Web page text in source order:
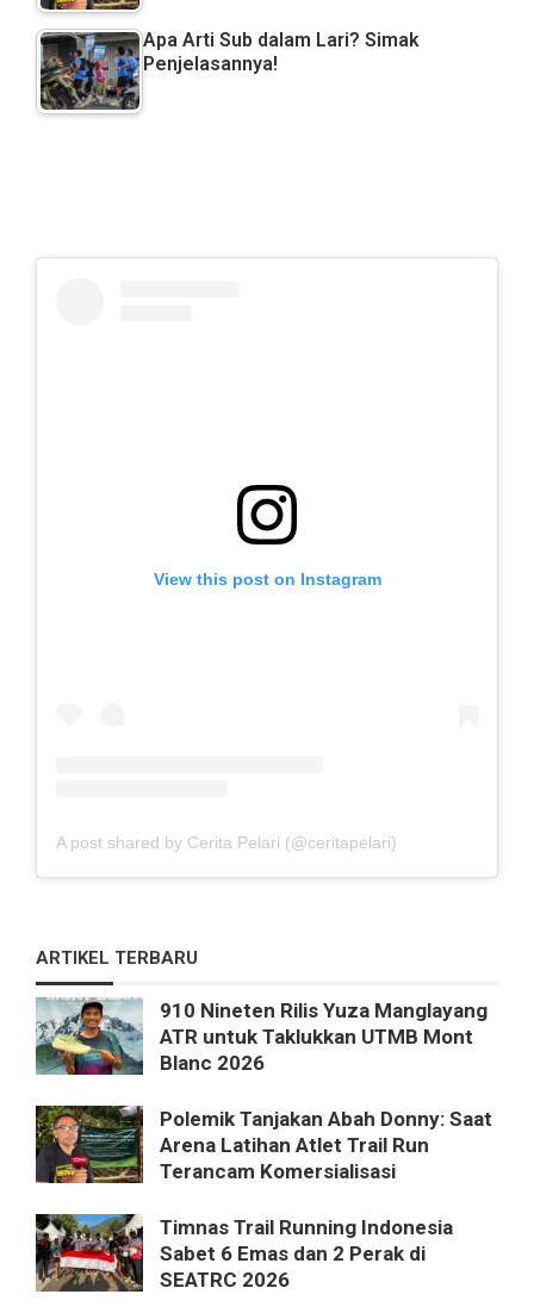
Apa Arti Sub dalam Lari? Simak
Penjelasannya!
View this post on Instagram
A post shared by Cerita Pelari (@ceritapelari)
ARTIKEL TERBARU
910 Nineten Rilis Yuza Manglayang
ATR untuk Taklukkan UTMB Mont
Blanc 2026
Polemik Tanjakan Abah Donny: Saat
Arena Latihan Atlet Trail Run
Terancam Komersialisasi
Timnas Trail Running Indonesia
Sabet 6 Emas dan 2 Perak di
SEATRC 2026